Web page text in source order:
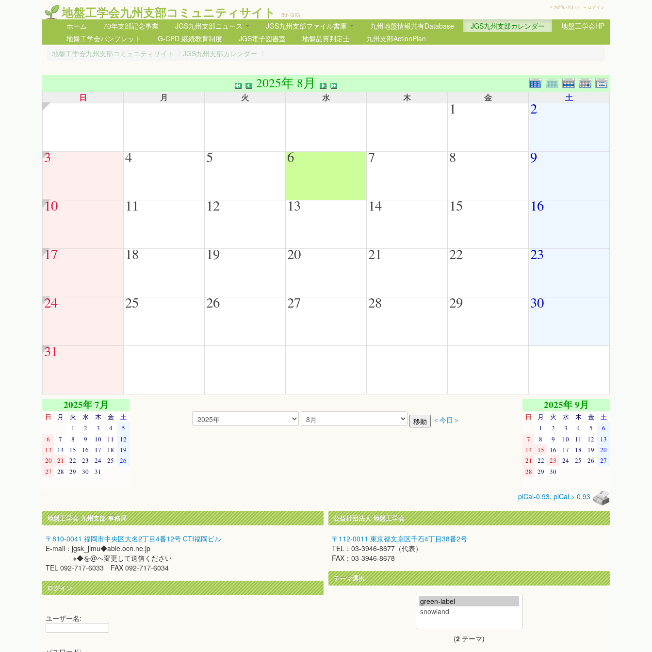
地盤工学会九州支部コミュニティサイト 5th GIG
» お問い合わせ » ログイン
ホーム 70年支部記念事業 JGS九州支部ニュース JGS九州支部ファイル書庫 九州地盤情報共有Database JGS九州支部カレンダー
地盤工学会HP
地盤工学会パンフレット
G-CPD 継続教育制度 JGS電子図書室 地盤品質判定士
九州支部ActionPlan
地盤工学会九州支部コミュニティサイト / JGS九州支部カレンダー /
2025年 8月
日 月 火 水 木 金 土
1 2
3 4 5 6 7 8 9
10 11 12 13 14 15 16
17 18 19 20 21 22 23
24 25 26 27 28 29 30
31
＜今日＞
2025年 7月
日 月 火 水 木 金
土
1
2 3 4
5
6
7 8 9 10 11
12
13
14 15 16 17 18
19
20
21 22 23 24 25
26
27
28 29 30 31
2025年 9月
日 月 火 水 木 金
土
1
2 3 4 5
6
7
8 9 10 11 12
13
14
15 16 17 18 19
20
21
22 23 24 25 26
27
28
29 30
piCal-0.93, piCal > 0.93
地盤工学会 九州支部 事務局
〒810-0041 福岡市中央区大名2丁目4番12号 CTI福岡ビル
E-mail：jgsk_jimu◆able.ocn.ne.jp
※◆を@へ変更して送信ください
TEL 092-717-6033 FAX 092-717-6034
ログイン
ユーザー名:
公益社団法人 地盤工学会
〒112-0011 東京都文京区千石4丁目38番2号
TEL：03-3946-8677（代表）
FAX：03-3946-8678
テーマ選択
(2 テーマ)